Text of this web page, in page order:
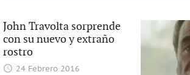
John Travolta sorprende
con su nuevo y extraño
rostro
24 Febrero 2016